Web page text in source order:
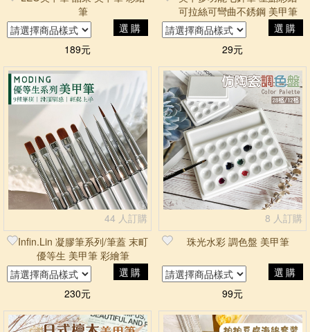
筆
選購
189元
可拉絲可彎曲不銹鋼 美甲筆
美甲用品
選購
29元
44 人訂購
Infin.Lin 凝膠筆系列/筆蓋 末町
優等生 美甲筆 彩繪筆
選購
230元
8 人訂購
珠光水彩 調色盤 美甲筆
選購
99元